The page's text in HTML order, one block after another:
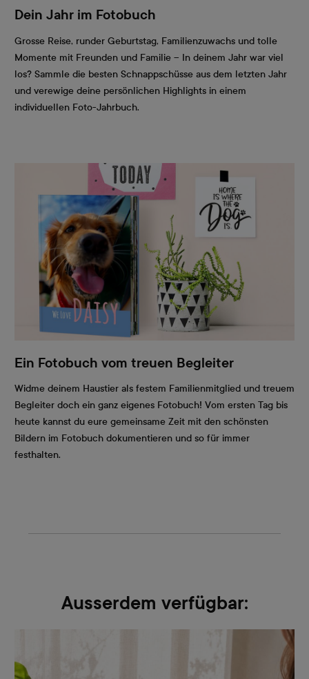
Dein Jahr im Fotobuch
Grosse Reise, runder Geburtstag, Familienzuwachs und tolle
Momente mit Freunden und Familie – In deinem Jahr war viel
los? Sammle die besten Schnappschüsse aus dem letzten Jahr
und verewige deine persönlichen Highlights in einem
individuellen Foto-Jahrbuch.
Ein Fotobuch vom treuen Begleiter
Widme deinem Haustier als festem Familienmitglied und treuem
Begleiter doch ein ganz eigenes Fotobuch! Vom ersten Tag bis
heute kannst du eure gemeinsame Zeit mit den schönsten
Bildern im Fotobuch dokumentieren und so für immer
festhalten.
Ausserdem verfügbar: